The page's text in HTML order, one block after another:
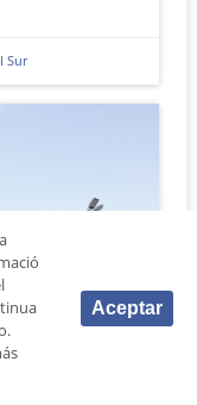
Sur
Aceptar